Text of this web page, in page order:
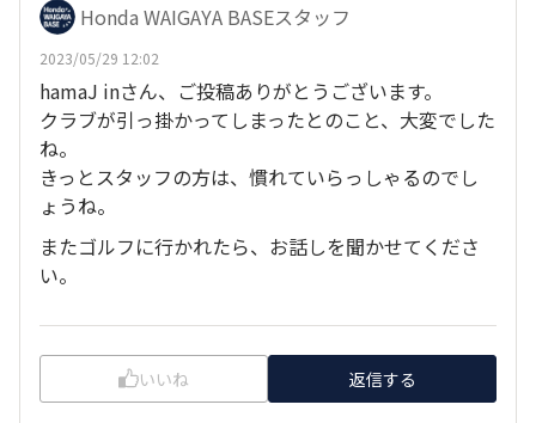
Honda WAIGAYA BASEスタッフ
2023/05/29 12:02
hamaJ inさん、ご投稿ありがとうございます。
クラブが引っ掛かってしまったとのこと、大変でした
ね。
きっとスタッフの方は、慣れていらっしゃるのでし
ょうね。
またゴルフに行かれたら、お話しを聞かせてくださ
い。
いいね 返信する